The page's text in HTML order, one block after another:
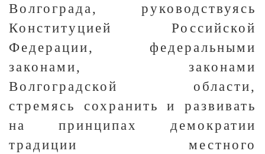
Волгограда, руководствуясь
Конституцией Российской
Федерации, федеральными
законами, законами
Волгоградской области,
стремясь сохранить и развивать
на принципах демократии
традиции местного